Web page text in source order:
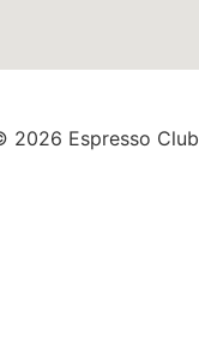
© 2026 Espresso Club